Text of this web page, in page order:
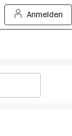
Anmelden